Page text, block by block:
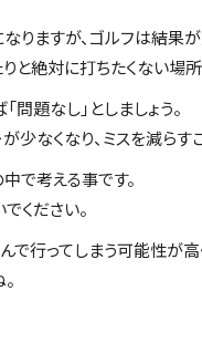
りますが、ゴルフは結果が
と絶対に打ちたくない場
題なし」としましょう。
少なくなり、ミスを減らす
で考える事です。
ください。
行ってしまう可能性が高